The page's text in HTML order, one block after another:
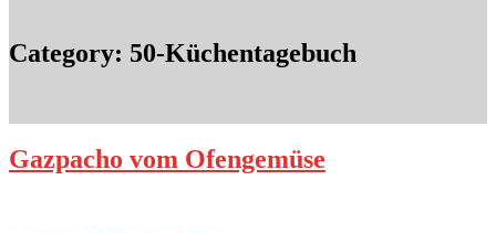
Category: 50-Küchentagebuch
Gazpacho vom Ofengemüse